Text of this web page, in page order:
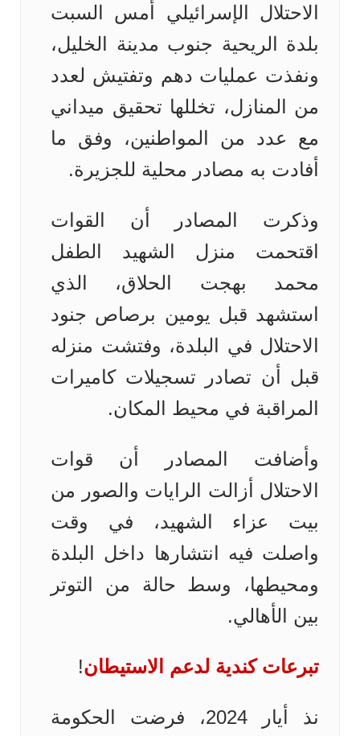
الاحتلال الإسرائيلي أمس السبت
بلدة الريحية جنوب مدينة الخليل،
ونفذت عمليات دهم وتفتيش لعدد
من المنازل، تخللها تحقيق ميداني
مع عدد من المواطنين، وفق ما
أفادت به مصادر محلية للجزيرة.
وذكرت المصادر أن القوات
اقتحمت منزل الشهيد الطفل
محمد بهجت الحلاق، الذي
استشهد قبل يومين برصاص جنود
الاحتلال في البلدة، وفتشت منزله
قبل أن تصادر تسجيلات كاميرات
المراقبة في محيط المكان.
وأضافت المصادر أن قوات
الاحتلال أزالت الرايات والصور من
بيت عزاء الشهيد، في وقت
واصلت فيه انتشارها داخل البلدة
ومحيطها، وسط حالة من التوتر
بين الأهالي.
تبرعات كندية لدعم الاستيطان!
نذ أيار 2024، فرضت الحكومة